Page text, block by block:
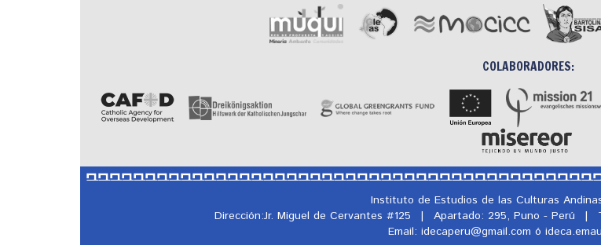
COLABORADORES:
Instituto de Estudios de las Culturas
Dirección:Jr. Miguel de Cervantes #125
| Apartado: 295, Puno - Perú |
Email: idecaperu@gmail.com ó